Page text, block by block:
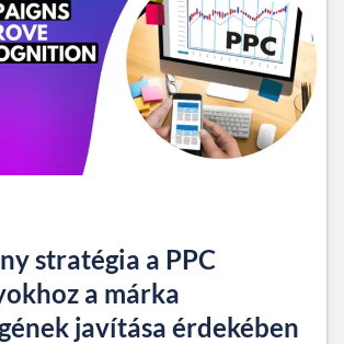
stratégia a PPC
a márka
javítása érdekében